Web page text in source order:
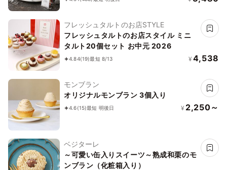
フレッシュタルトのお店STYLE
フレッシュタルトのお店スタイル ミニ
タルト20個セット お中元 2026
4.84(19)最短 8/13 ¥ 4,538
モンブラン
オリジナルモンブラン 3個入り
4.6(15)最短 明後日 ¥ 2,250～
ベジターレ
～可愛い缶入りスイーツ～熟成和栗のモ
ンブラン（化粧箱入り）